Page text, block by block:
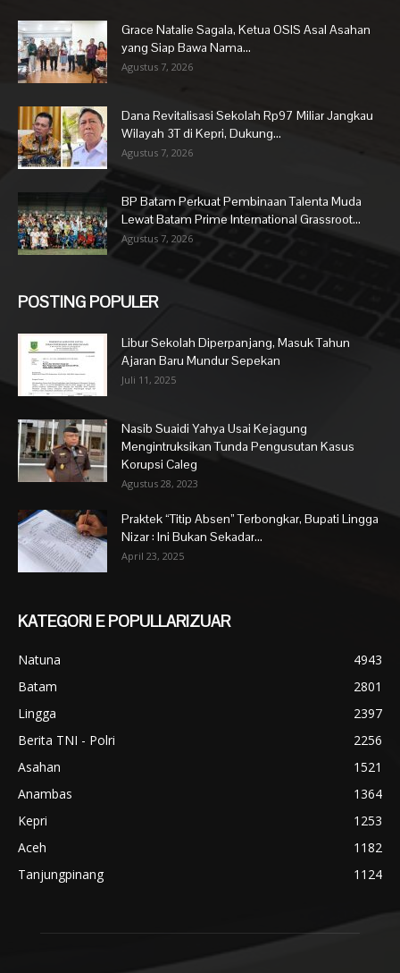
Grace Natalie Sagala, Ketua OSIS Asal Asahan
yang Siap Bawa Nama...
Agustus 7, 2026
Dana Revitalisasi Sekolah Rp97 Miliar Jangkau
Wilayah 3T di Kepri, Dukung...
Agustus 7, 2026
BP Batam Perkuat Pembinaan Talenta Muda
Lewat Batam Prime International Grassroot...
Agustus 7, 2026
POSTING POPULER
Libur Sekolah Diperpanjang, Masuk Tahun
Ajaran Baru Mundur Sepekan
Juli 11, 2025
Nasib Suaidi Yahya Usai Kejagung
Mengintruksikan Tunda Pengusutan Kasus
Korupsi Caleg
Agustus 28, 2023
Praktek “Titip Absen” Terbongkar, Bupati Lingga
Nizar : Ini Bukan Sekadar...
April 23, 2025
KATEGORI E POPULLARIZUAR
Natuna
4943
Batam
2801
Lingga
2397
Berita TNI - Polri
2256
Asahan
1521
Anambas
1364
Kepri
1253
Aceh
1182
Tanjungpinang
1124